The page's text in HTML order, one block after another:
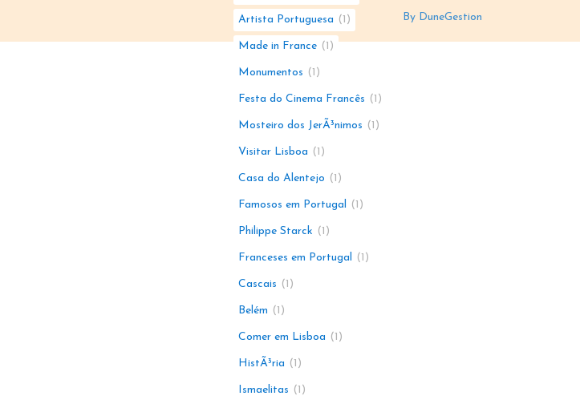
Artista Portuguesa 1
Made in France 1
Monumentos 1
Festa do Cinema Francês 1
Mosteiro dos JerÃ³nimos 1
Visitar Lisboa 1
Casa do Alentejo 1
Famosos em Portugal 1
Philippe Starck 1
Franceses em Portugal 1
Cascais 1
Belém 1
Comer em Lisboa 1
HistÃ³ria 1
Ismaelitas 1
By DuneGestion